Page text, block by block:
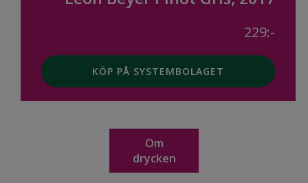
229:-
KÖP PÅ SYSTEMBOLAGET
Om
drycken